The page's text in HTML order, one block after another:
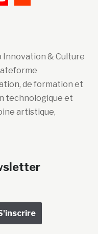
Innovation & Culture
de formation et
technologique et
artistique,